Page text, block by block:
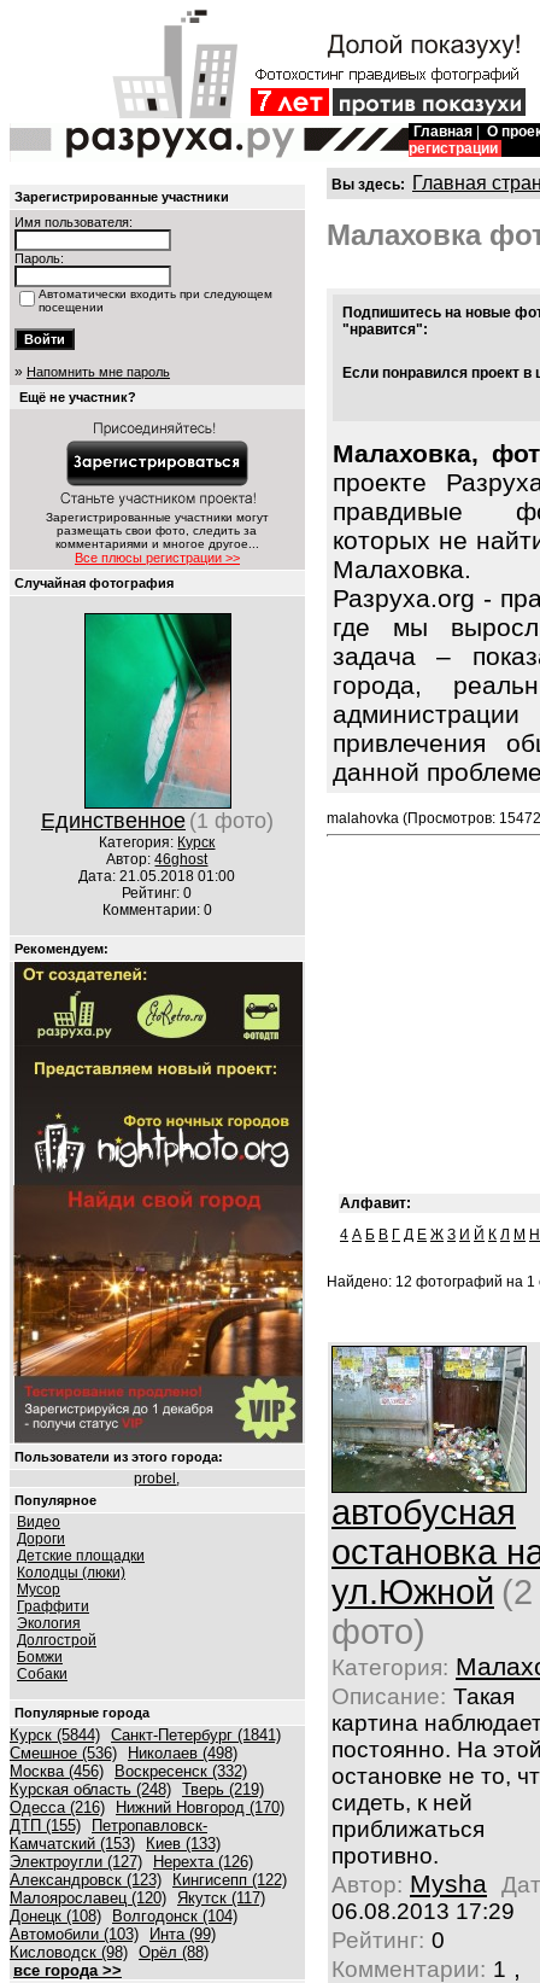
Главная
О
регистрации
Зарегистрированные участники
Имя пользователя:
Пароль:
Автоматически входить при следующем
посещении
» Напомнить мне пароль
Ещё не участник?
Зарегистрированные участники могут
размещать свои фото, следить за
комментариями и многое другое...
Все плюсы регистрации >>
Случайная фотография
Единственное (1 фото)
Категория: Курск
Автор:46ghost
Дата: 21.05.2018 01:00
Рейтинг: 0
Комментарии: 0
Рекомендуем:
Пользователи из этого города:
probel ,
Популярное
Видео
Дороги
Детские площадки
Колодцы (люки)
Мусор
Граффити
Экология
Долгострой
Бомжи
Собаки
Популярные города
Курск (5844) Санкт-Петербург (1841)
Смешное (536)
Николаев (498)
Москва (456)
Воскресенск (332)
Курская область (248) Тверь (219)
Одесса (216)
Нижний Новгород (170)
ДТП (155)
Петропавловск-
Камчатский (153)
Киев (133)
Электроугли (127)
Нерехта (126)
Александровск (123)
Кингисепп (122)
Малоярославец (120) Якутск (117)
Донецк (108)
Волгодонск (104)
Автомобили (103)
Инта (99)
Кисловодск (98) Орёл (88)
все города >>
Вы здесь: Главная
Малаховка
Подпишитесь на новые
"нравится":
Если понравился проект
Малаховка,
проекте
правдивые
которых не
Малаховка.
Разруха.org -
где мы
задача –
города,
привлечения
данной
malahovka (Просмотров:
Алфавит:
4 А Б В Г Д Е Ж З И Й К Л М Н
Найдено: 12 фотографий на 1
автобусная
остановка
ул.Южной (2
фото)
Категория:
Описание: Такая
картина
постоянно. На
остановке не то,
сидеть, к ней
приближаться
противно.
Автор: Mysha
06.08.2013 17:29
Рейтинг: 0
Комментарии: 1 ,